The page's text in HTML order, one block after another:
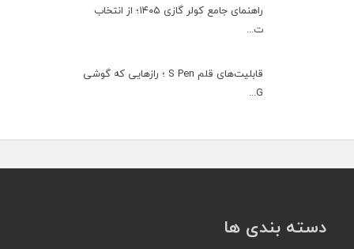
راهنمای جامع کولر گازی ۱۴۰۵؛ از انتخاب
ت...
قابلیت‌های قلم S Pen ؛ رازهایی که گوشی
G...
دسته بندی ها